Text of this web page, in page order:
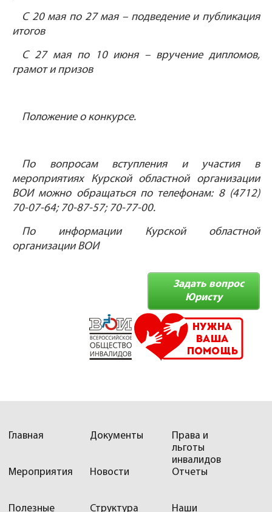
С 20 мая по 27 мая – подведение и публикация
итогов
С 27 мая по 10 июня – вручение дипломов,
грамот и призов
Положение о конкурсе.
По вопросам вступления и участия в
мероприятиях Курской областной организации
ВОИможно обращаться по телефонам: 8 (4712)
70-07-64; 70-87-57; 70-77-00.
По информации Курской областной
организации ВОИ
Задать вопрос
Юристу
Главная Документы
Права и
льготы
инвалидов
Мероприятия
Новости Отчеты
Полезные Структура Наши